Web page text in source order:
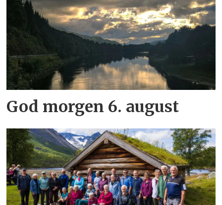
God morgen 6. august